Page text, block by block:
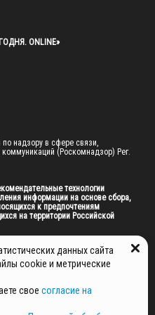
ONLINE»
надзору в сфере связи,
(Роскомнадзор) Рег.
технологии
информации на основе сбора,
к предпочтениям
на территории Российской
ПРИНАДЛЕЖАТ ГАУ МО "ЦИФРОВЫЕ
ДАННЫХ
данных сайта
cookie и метрические
свое согласие на